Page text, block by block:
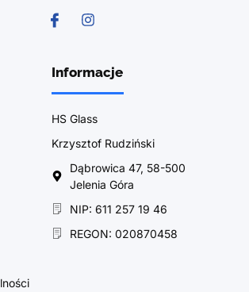
Informacje
HS Glass
Krzysztof Rudziński
Dąbrowica 47, 58-500
Jelenia Góra
NIP: 611 257 19 46
REGON: 020870458